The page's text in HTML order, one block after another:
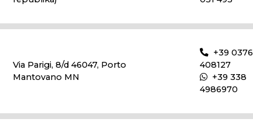
Via Parigi, 8/d 46047, Porto
Mantovano MN
+39 0376
408127
+39 338
4986970